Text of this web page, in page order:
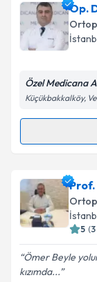
Prof. Dr.
takvimi
almanız
Op.
Özel Medicana
Küçükbakkalköy,
Op. Dr.
oluşturun.
takvim
Prof.
5 (3
Ömer Beyle
kızımda...